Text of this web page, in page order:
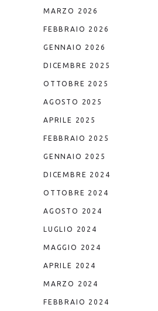
MARZO 2026
FEBBRAIO 2026
GENNAIO 2026
DICEMBRE 2025
OTTOBRE 2025
AGOSTO 2025
APRILE 2025
FEBBRAIO 2025
GENNAIO 2025
DICEMBRE 2024
OTTOBRE 2024
AGOSTO 2024
LUGLIO 2024
MAGGIO 2024
APRILE 2024
MARZO 2024
FEBBRAIO 2024